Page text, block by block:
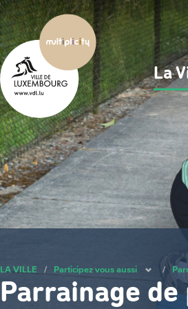
La
LA VILLE / Participez vous aussi /
Parrainage